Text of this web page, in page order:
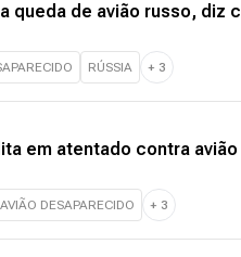
queda de avião russo, diz
RÚSSIA + 3
em atentado contra
AVIÃO DESAPARECIDO + 3